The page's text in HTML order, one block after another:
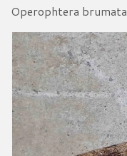
Operophtera brumata